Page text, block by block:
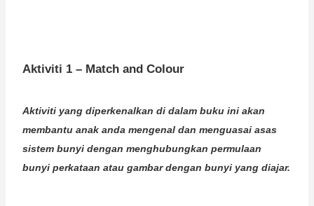
Aktiviti 1 – Match and Colour
Aktiviti yang diperkenalkan di dalam buku ini akan
membantu anak anda mengenal dan menguasai asas
sistem bunyi dengan menghubungkan permulaan
bunyi perkataan atau gambar dengan bunyi yang diajar.